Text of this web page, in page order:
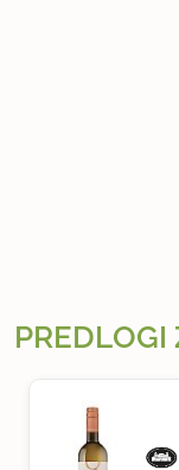
PREDLOGI